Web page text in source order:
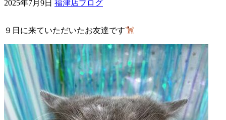
（福
岡
県
千
2025年7月9日 福津店ブログ
９日に来ていただいたお友達です